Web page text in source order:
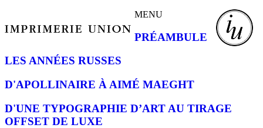
MENU
PRÉAMBULE
LES ANNÉES RUSSES
D'APOLLINAIRE À AIMÉ MAEGHT
D'UNE TYPOGRAPHIE D’ART AU TIRAGE
OFFSET DE LUXE